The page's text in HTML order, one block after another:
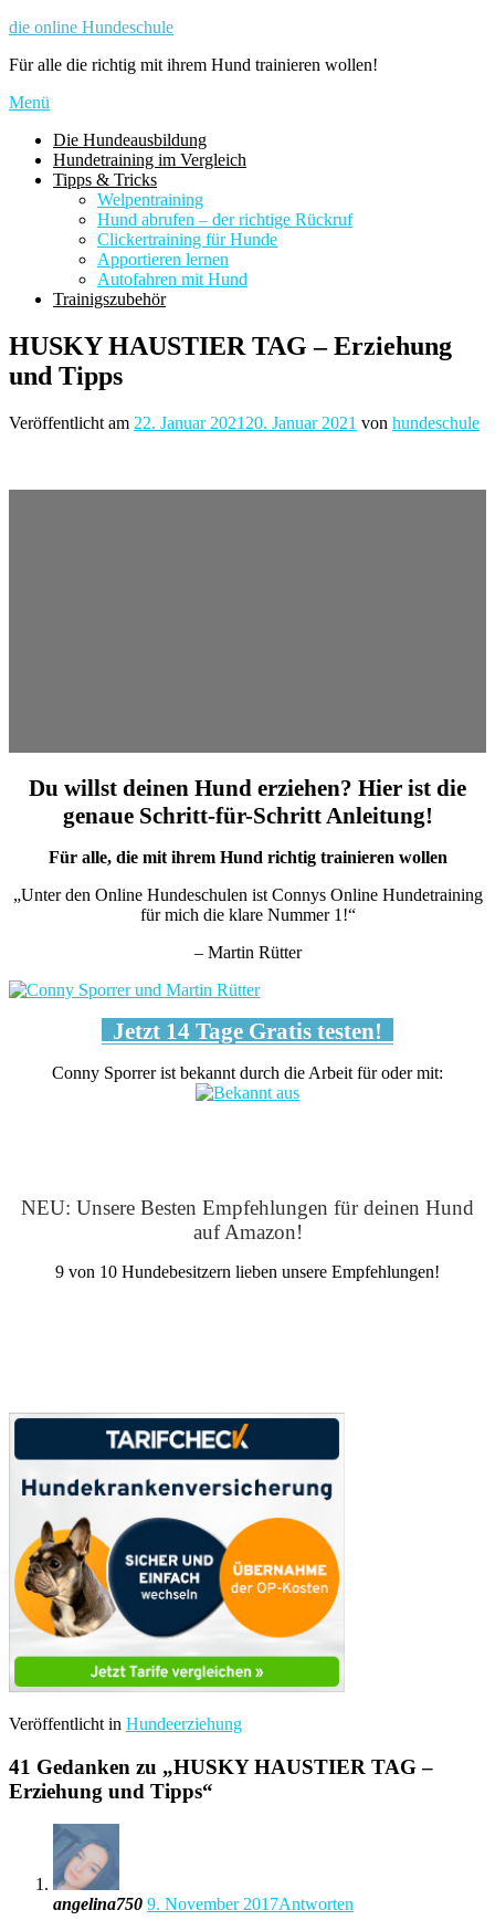
Zum
springen
die online Hundeschule
Für alle die richtig mit ihrem Hund trainieren wollen!
Menü
Die Hundeausbildung
Hundetraining im Vergleich
Tipps & Tricks
Welpentraining
Hund abrufen – der richtige Rückruf
Clickertraining für Hunde
Apportieren lernen
Autofahren mit Hund
Trainigszubehör
HUSKY HAUSTIER TAG – Erziehung
und Tipps
Veröffentlicht am 22. Januar 2021 20. Januar 2021 von hundeschule
Du willst deinen Hund erziehen? Hier ist die
genaue Schritt-für-Schritt Anleitung!
Für alle, die mit ihrem Hund richtig trainieren wollen
„Unter den Online Hundeschulen ist Connys Online Hundetraining
für mich die klare Nummer 1!“
– Martin Rütter
Jetzt 14 Tage Gratis testen!
Conny Sporrer ist bekannt durch die Arbeit für oder mit:
NEU: Unsere Besten Empfehlungen für deinen Hund
auf Amazon!
9 von 10 Hundebesitzern lieben unsere Empfehlungen!
Veröffentlicht in Hundeerziehung
41 Gedanken zu „HUSKY HAUSTIER TAG –
Erziehung und Tipps“
angelina750 9. November 2017Antworten